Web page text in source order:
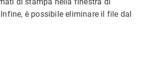
è possibile eliminare il file dal